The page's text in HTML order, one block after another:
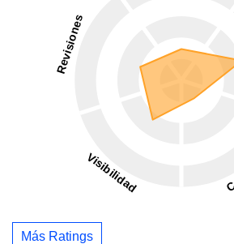
Más Ratings